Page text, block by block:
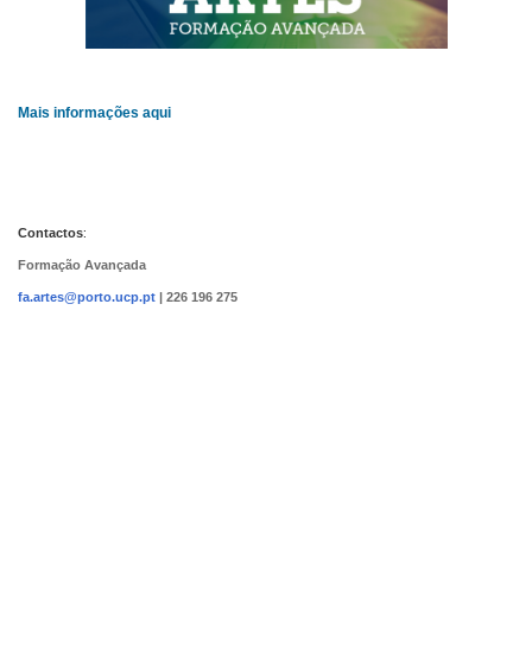
Mais informações aqui
Contactos:
Formação Avançada
fa.artes@porto.ucp.pt | 226 196 275